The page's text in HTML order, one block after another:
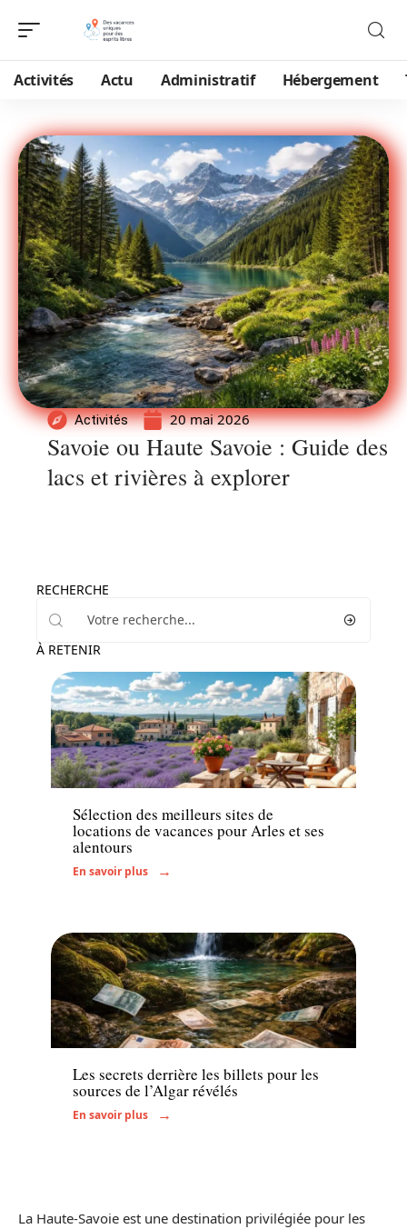
Activités Actu Administratif Hébergement
Activités 20 mai 2026
Savoie ou Haute Savoie : Guide des
lacs et rivières à explorer
RECHERCHE
À RETENIR
Hébergement
Sélection des meilleurs sites de
locations de vacances pour Arles et ses
alentours
En savoir plus
Transport
Les secrets derrière les billets pour les
sources de l’Algar révélés
En savoir plus
La Haute-Savoie est une destination privilégiée pour les